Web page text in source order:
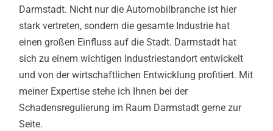
Darmstadt. Nicht nur die Automobilbranche ist hier
stark vertreten, sondern die gesamte Industrie hat
einen großen Einfluss auf die Stadt. Darmstadt hat
sich zu einem wichtigen Industriestandort entwickelt
und von der wirtschaftlichen Entwicklung profitiert. Mit
meiner Expertise stehe ich Ihnen bei der
Schadensregulierung im Raum Darmstadt gerne zur
Seite.